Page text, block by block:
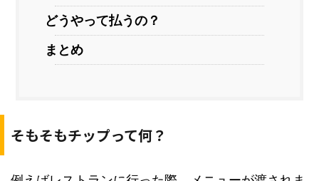
どうやって払うの？
まとめ
そもそもチップって何？